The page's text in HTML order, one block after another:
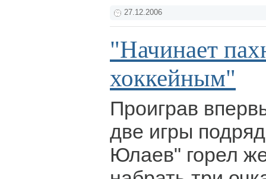
27.12.2006
"Начинает
хоккейным"
Проиграв
две игры
Юлаев" горел